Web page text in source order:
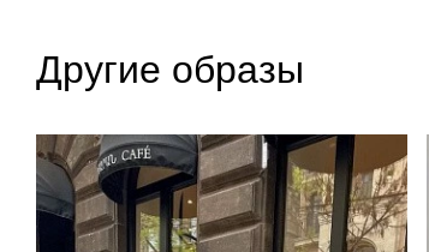
Другие образы